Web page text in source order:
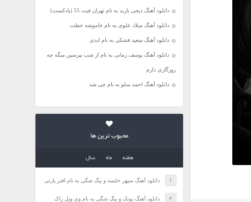
دانلود آهنگ دیجی باربد به نام تهران فیت 55 (پادکست)
دانلود آهنگ میلاد علوی به نام خاموشه خطت
دانلود آهنگ سعید فشکی به نام ابدی
دانلود آهنگ یوسف زمانی به نام از شب بپرسین میگه چه
روزگاری دارم
دانلود آهنگ احمد سلو به نام چی شد
محبوب ترین ها
هفته ماه سال
دانلود آهنگ سپهر خلسه و بیگ شگی به نام افتر پارتی
دانلود آهنگ پوتک و بیگ شگی به نام وی ویل راک